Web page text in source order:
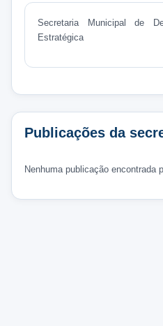
Secretaria Municipal de
Estratégica
Publicações da
Nenhuma publicação encontrada